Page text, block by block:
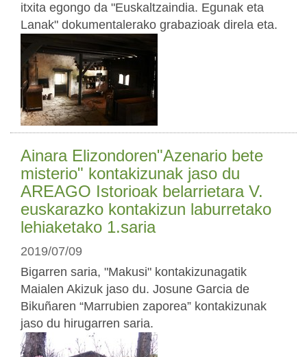
itxita egongo da "Euskaltzaindia. Egunak eta
Lanak" dokumentalerako grabazioak direla eta.
Ainara Elizondoren"Azenario bete
misterio" kontakizunak jaso du
AREAGO Istorioak belarrietara V.
euskarazko kontakizun laburretako
lehiaketako 1.saria
2019/07/09
Bigarren saria, "Makusi" kontakizunagatik
Maialen Akizuk jaso du. Josune Garcia de
Bikuñaren “Marrubien zaporea” kontakizunak
jaso du hirugarren saria.